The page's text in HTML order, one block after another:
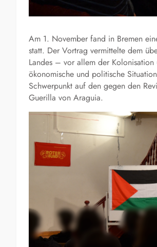
Am 1. November fand in Bremen
statt. Der Vortrag vermittelte dem
Landes – vor allem der
ökonomische und politische
Schwerpunkt auf den gegen den
Guerilla von Araguia.